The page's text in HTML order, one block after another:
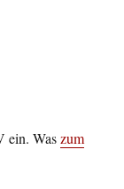
ein. Waszum